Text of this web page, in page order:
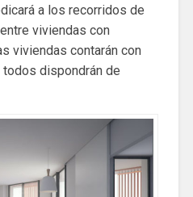
a los recorridos de
viviendas con
viviendas contarán con
dispondrán de